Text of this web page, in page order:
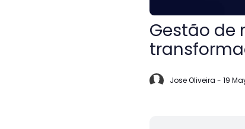
Gestão de
Jose Oliveira - 19